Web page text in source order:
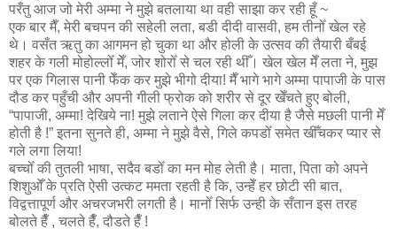
परँतु आज जो मेरी अम्मा ने मुझे बतलाया था वही साझा कर रही हूँ ~
एक बार मैँ, मेरी बचपन की सहेली लता, बडी दीदी वासवी, हम तीनोँ खेल रहे
थे। वसँत ऋतु का आगमन हो चुका था और होली के उत्सव की तैयारी बँबई
शहर के गली मोहोल्लोँ मेँ, जोर शोरोँ से चल रही थीँ। खेल खेल मेँ लता ने, मुझ
पर एक गिलास पानी फेँक कर मुझे भीगो दीया! मैँ भागे भागे अम्मा पापाजी के पास
दौड कर पहुँची और अपनी गीली फ्रोक को शरीर से दूर खेँचते हुए बोली,
“पापाजी, अम्मा! देखिये ना! मुझे लताने ऐसे गिला कर दीया है जैसे मछली पानी मेँ
होती है !” इतना सुनते ही, अम्मा ने मुझे वैसे, गिले कपडोँ समेत खीँचकर प्यार से
गले लगा लिया!
बच्चोँ की तुतली भाषा, सदैव बडोँ का मन मोह लेती है। माता, पिता को अपने
शिशुओँ के प्रति ऐसी उत्कट ममता रहती है कि, उन्हेँ हर छोटी सी बात,
विद्वत्तापूर्ण और अचरजभरी लगती है। मानोँ सिर्फ उन्ही के सँतान इस तरह
बोलते हैँ , चलते हैँ, दौडते हैँ !